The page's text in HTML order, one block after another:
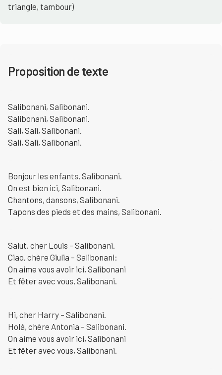
triangle, tambour)
Proposition de texte
Salibonani, Salibonani.
Salibonani, Salibonani.
Sali, Sali, Salibonani.
Sali, Sali, Salibonani.
Bonjour les enfants, Salibonani.
On est bien ici, Salibonani.
Chantons, dansons, Salibonani.
Tapons des pieds et des mains, Salibonani.
Salut, cher Louis – Salibonani.
Ciao, chère Giulia – Salibonani:
On aime vous avoir ici, Salibonani
Et fêter avec vous, Salibonani.
Hi, cher Harry – Salibonani.
Holá, chère Antonia – Salibonani.
On aime vous avoir ici, Salibonani
Et fêter avec vous, Salibonani.